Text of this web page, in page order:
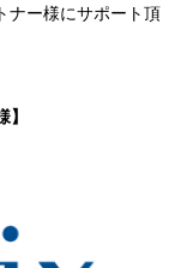
ナー様にサポート頂